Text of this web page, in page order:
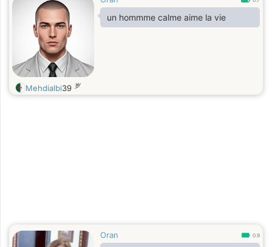
un hommme calme aime la vie
Mehdialbi39 岁
Oran 0.9